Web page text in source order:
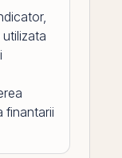
finantarii